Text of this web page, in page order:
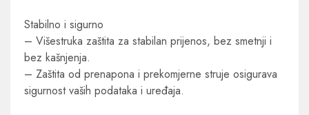
Stabilno i sigurno
– Višestruka zaštita za stabilan prijenos, bez smetnji i
bez kašnjenja.
– Zaštita od prenapona i prekomjerne struje osigurava
sigurnost vaših podataka i uređaja.